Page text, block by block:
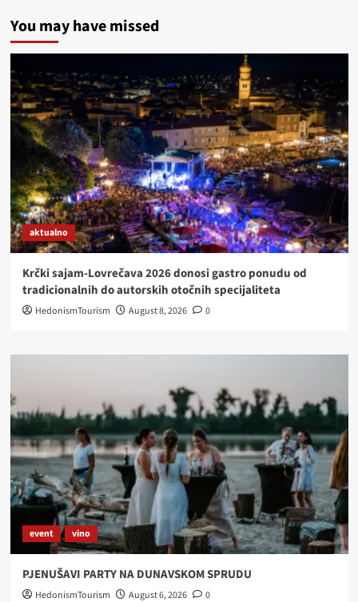
You may have missed
aktualno
Krčki sajam-Lovrečava 2026 donosi gastro ponudu od
tradicionalnih do autorskih otočnih specijaliteta
HedonismTourism August 8, 2026 0
event vino
PJENUŠAVI PARTY NA DUNAVSKOM SPRUDU
HedonismTourism August 6, 2026 0